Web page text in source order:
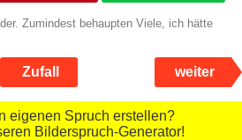
Zumindest behaupten Viele, ich hätte
Zufall weiter
eigenen Spruch erstellen?
Bilderspruch-Generator!